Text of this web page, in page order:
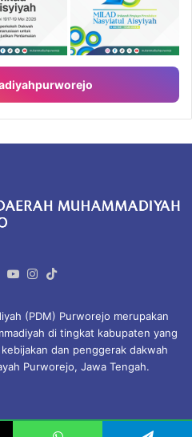
X YouTubeInstagram
(PDM) Purworejo merupakan
di tingkat kabupaten yang
dan penggerak dakwah
Purworejo, Jawa Tengah.